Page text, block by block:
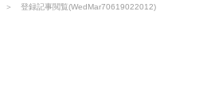
＞ 登録記事閲覧(WedMar70619022012)